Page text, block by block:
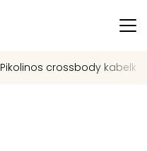
Pikolinos crossbody kabelka